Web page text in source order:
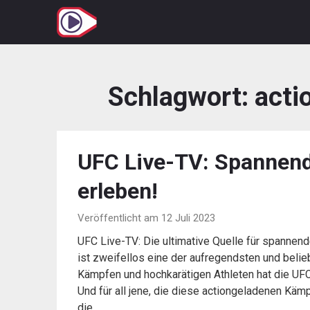
springen
Schlagwort:
UFC Live-TV:
erleben!
Veröffentlicht am 12 Juli 2023
UFC Live-TV: Die ultimative Quelle für
ist zweifellos eine der aufregendsten und
Kämpfen und hochkarätigen Athleten hat die
Und für all jene, die diese actiongeladenen